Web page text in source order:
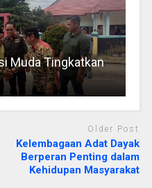
Muda Tingkatkan
Older Post
Kelembagaan Adat Dayak
Berperan Penting dalam
Kehidupan Masyarakat